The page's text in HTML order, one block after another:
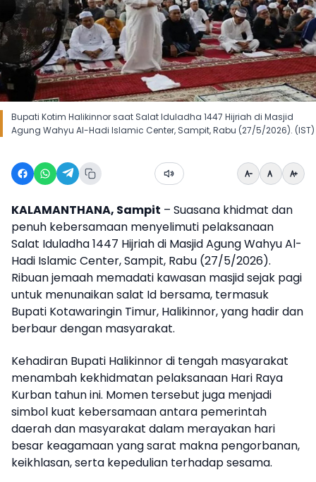
Bupati Kotim Halikinnor saat Salat Iduladha 1447 Hijriah di Masjid
Agung Wahyu Al-Hadi Islamic Center, Sampit, Rabu (27/5/2026). (IST)
KALAMANTHANA, Sampit – Suasana khidmat dan
penuh kebersamaan menyelimuti pelaksanaan
Salat Iduladha 1447 Hijriah di Masjid Agung Wahyu Al-
Hadi Islamic Center, Sampit, Rabu (27/5/2026).
Ribuan jemaah memadati kawasan masjid sejak pagi
untuk menunaikan salat Id bersama, termasuk
Bupati Kotawaringin Timur, Halikinnor, yang hadir dan
berbaur dengan masyarakat.
Kehadiran Bupati Halikinnor di tengah masyarakat
menambah kekhidmatan pelaksanaan Hari Raya
Kurban tahun ini. Momen tersebut juga menjadi
simbol kuat kebersamaan antara pemerintah
daerah dan masyarakat dalam merayakan hari
besar keagamaan yang sarat makna pengorbanan,
keikhlasan, serta kepedulian terhadap sesama.